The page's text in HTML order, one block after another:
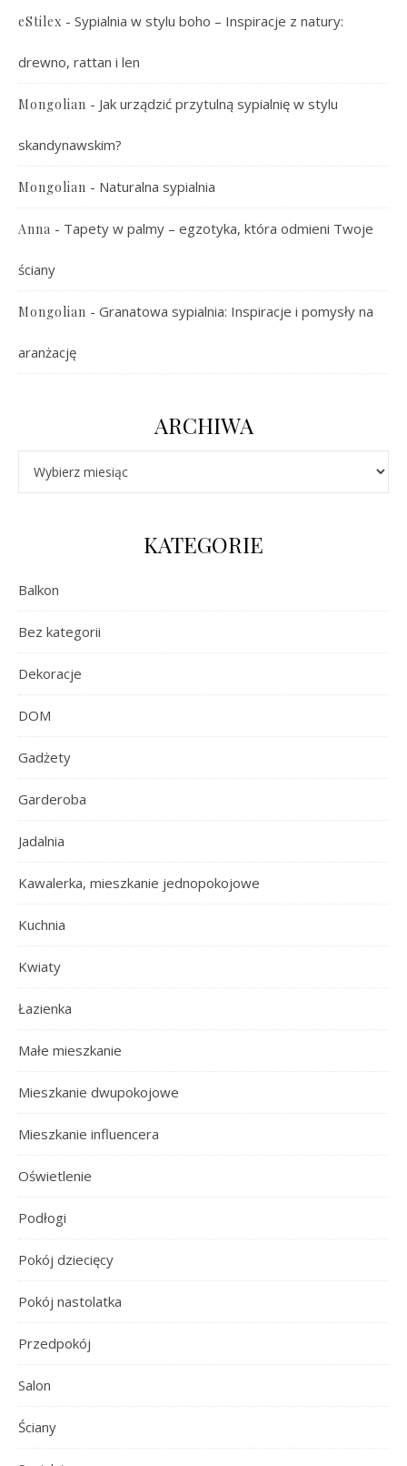
eStilex - Sypialnia w stylu boho – Inspiracje z natury:
drewno, rattan i len
Mongolian - Jak urządzić przytulną sypialnię w stylu
skandynawskim?
Mongolian - Naturalna sypialnia
Anna - Tapety w palmy – egzotyka, która odmieni Twoje
ściany
Mongolian - Granatowa sypialnia: Inspiracje i pomysły na
aranżację
ARCHIWA
KATEGORIE
Balkon
Bez kategorii
Dekoracje
DOM
Gadżety
Garderoba
Jadalnia
Kawalerka, mieszkanie jednopokojowe
Kuchnia
Kwiaty
Łazienka
Małe mieszkanie
Mieszkanie dwupokojowe
Mieszkanie influencera
Oświetlenie
Podłogi
Pokój dziecięcy
Pokój nastolatka
Przedpokój
Salon
Ściany